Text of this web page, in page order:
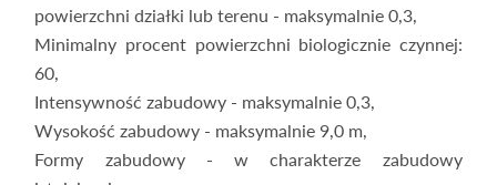
powierzchni działki lub terenu - maksymalnie 0,3,
Minimalny procent powierzchni biologicznie czynnej:
60,
Intensywność zabudowy - maksymalnie 0,3,
Wysokość zabudowy - maksymalnie 9,0 m,
Formy zabudowy - w charakterze zabudowy